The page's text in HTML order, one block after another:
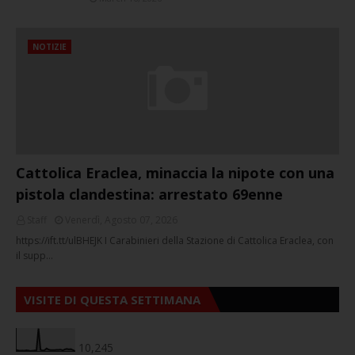
NOTIZIE
Cattolica Eraclea, minaccia la nipote con una
pistola clandestina: arrestato 69enne
https://ift.tt/ulBHEJK I Carabinieri della Stazione di Cattolica Eraclea, con
il supp…
VISITE DI QUESTA SETTIMANA
10,245